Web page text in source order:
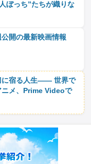
ぼっち”たちが織りな
公開の最新映画情報
に宿る人生―― 世界で
ニメ、Prime Videoで